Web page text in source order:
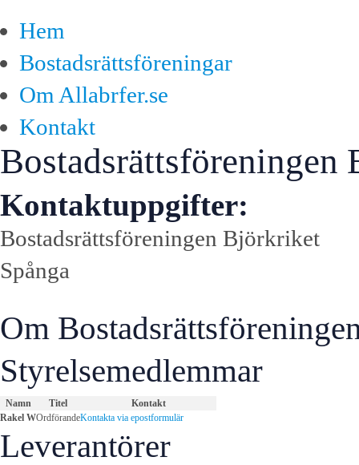
Hem
Bostadsrättsföreningar
Om Allabrfer.se
Kontakt
Bostadsrättsföreningen
Kontaktuppgifter:
Bostadsrättsföreningen Björkriket
Spånga
Om
Styrelsemedlemmar
Namn Titel
Kontakt
Rakel WOrdförandeKontakta via epostformulär
Leverantörer